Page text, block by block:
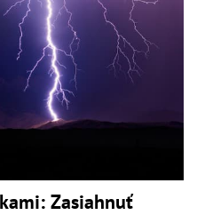
Zasiahnuť